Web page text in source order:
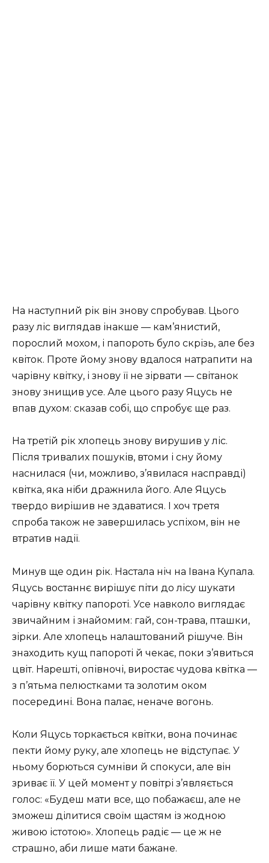
На наступний рік він знову спробував. Цього
разу ліс виглядав інакше — кам’янистий,
порослий мохом, і папороть було скрізь, але без
квіток. Проте йому знову вдалося натрапити на
чарівну квітку, і знову її не зірвати — світанок
знову знищив усе. Але цього разу Яцусь не
впав духом: сказав собі, що спробує ще раз.
На третій рік хлопець знову вирушив у ліс.
Після тривалих пошуків, втоми і сну йому
наснилася (чи, можливо, з’явилася насправді)
квітка, яка ніби дражнила його. Але Яцусь
твердо вирішив не здаватися. І хоч третя
спроба також не завершилась успіхом, він не
втратив надії.
Минув ще один рік. Настала ніч на Івана Купала.
Яцусь востаннє вирішує піти до лісу шукати
чарівну квітку папороті. Усе навколо виглядає
звичайним і знайомим: гай, сон-трава, пташки,
зірки. Але хлопець налаштований рішуче. Він
знаходить кущ папороті й чекає, поки з’явиться
цвіт. Нарешті, опівночі, виростає чудова квітка —
з п’ятьма пелюстками та золотим оком
посередині. Вона палає, неначе вогонь.
Коли Яцусь торкається квітки, вона починає
пекти йому руку, але хлопець не відступає. У
ньому борються сумніви й спокуси, але він
зриває її. У цей момент у повітрі з’являється
голос: «Будеш мати все, що побажаєш, але не
зможеш ділитися своїм щастям із жодною
живою істотою». Хлопець радіє — це ж не
страшно, аби лише мати бажане.